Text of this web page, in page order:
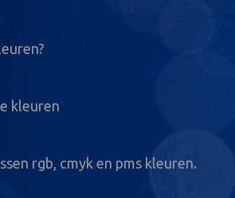
kleuren
rgb, cmyk en pms kleuren.